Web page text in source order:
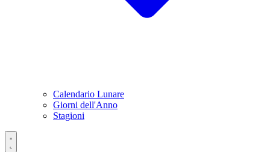
Calendario Lunare
Giorni dell'Anno
Stagioni